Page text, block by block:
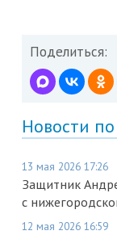
Поделиться:
Новости
13 мая 2026 17:26
Защитник
с
12 мая 2026 16:59